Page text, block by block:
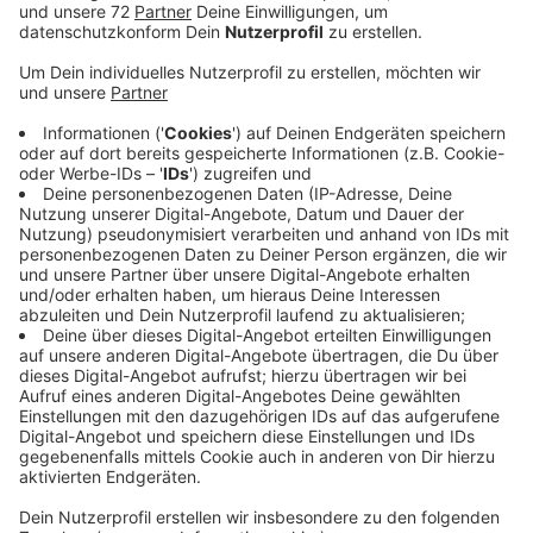
Das ging mit speziellen Sensoren, die das während den
üblichen Fahrten aufgezeichnet haben. Jetzt gibt es
die Ergebnisse. Demnach gibt es einige Lücken im
Handynetz. Zum Bespiel im Wohngebiet am Stadtwald
in Coesfeld oder komplett in Südkirchen. Da ist der
Mobilfunk nicht optimal. Die zuständige Firma, die sich
um das Projekt kümmert, sucht daher in diesen Orten
jetzt nach geeigneten Standorten für zusätzliche
Antennen. Das Problem: Oft befinden sich diese
Standorte aber auf privaten Grundstücken. Daher ist
die Firma zusammen mit dem Kreis in Gesprächen, um
den Ausbau möglich zu machen. Im Fall der eben
genannten Beispiele wären zwei Möglichkeiten
denkbar: In Südkirchen soll eine neue Antenne auf dem
hier bereits stehenden Telekom-Mast kommen. In